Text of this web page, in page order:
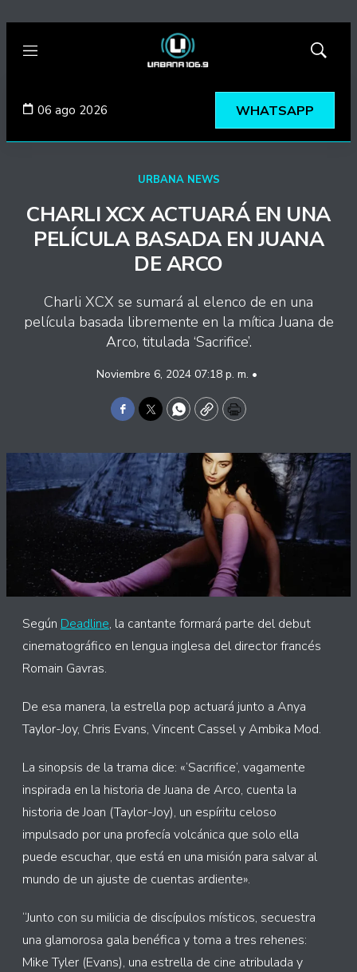
Menú
Mostrar
06 ago 2026 WHATSAPP
URBANA NEWS
CHARLI XCX ACTUARÁ EN UNA
PELÍCULA BASADA EN JUANA
DE ARCO
Charli XCX se sumará al elenco de en una
película basada libremente en la mítica Juana de
Arco, titulada ‘Sacrifice’.
Noviembre 6, 2024 07:18 p. m. •
Facebook
TwitterWhatsApp
CopyPrint
Según Deadline, la cantante formará parte del debut
cinematográfico en lengua inglesa del director francés
Romain Gavras.
De esa manera, la estrella pop actuará junto a Anya
Taylor-Joy, Chris Evans, Vincent Cassel y Ambika Mod.
La sinopsis de la trama dice: «‘Sacrifice’, vagamente
inspirada en la historia de Juana de Arco, cuenta la
historia de Joan (Taylor-Joy), un espíritu celoso
impulsado por una profecía volcánica que solo ella
puede escuchar, que está en una misión para salvar al
mundo de un ajuste de cuentas ardiente».
“Junto con su milicia de discípulos místicos, secuestra
una glamorosa gala benéfica y toma a tres rehenes:
Mike Tyler (Evans), una estrella de cine atribulada y